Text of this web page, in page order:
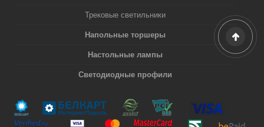
Трековые светильники
Напольные торшеры
Настольные лампы
Светодиодные профили